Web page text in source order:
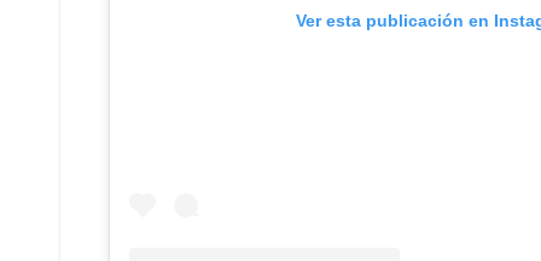
Ver esta publicación en